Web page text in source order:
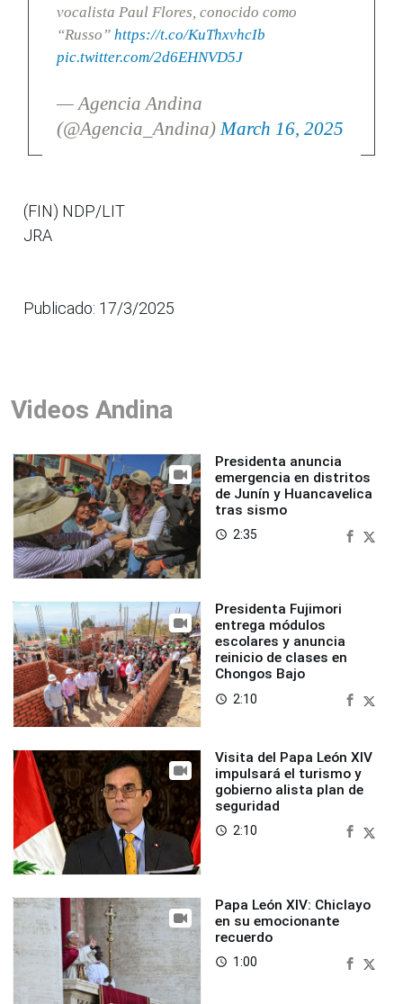
vocalista Paul Flores, conocido como
“Russo” https://t.co/KuThxvhcIb
pic.twitter.com/2d6EHNVD5J
— Agencia Andina
(@Agencia_Andina)March 16, 2025
(FIN) NDP/LIT
JRA
Publicado: 17/3/2025
Videos Andina
Presidenta anuncia
emergencia en distritos
de Junín y Huancavelica
tras sismo
access_time 2:35
Presidenta Fujimori
entrega módulos
escolares y anuncia
reinicio de clases en
Chongos Bajo
access_time 2:10
Visita del Papa León XIV
impulsará el turismo y
gobierno alista plan de
seguridad
access_time 2:10
Papa León XIV: Chiclayo
en su emocionante
recuerdo
access_time 1:00